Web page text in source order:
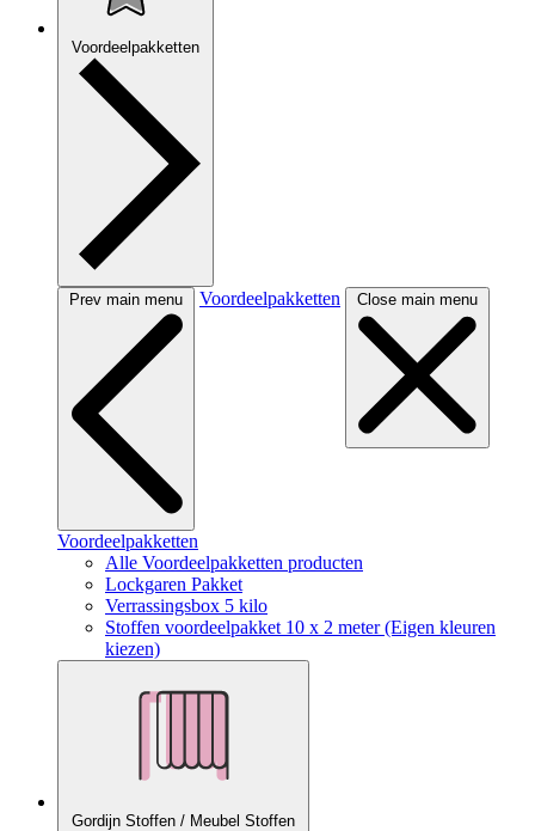
Voordeelpakketten
Prev main menu Voordeelpakketten Close main menu
Voordeelpakketten
Alle Voordeelpakketten producten
Lockgaren Pakket
Verrassingsbox 5 kilo
Stoffen voordeelpakket 10 x 2 meter (Eigen kleuren
kiezen)
Gordijn Stoffen / Meubel Stoffen